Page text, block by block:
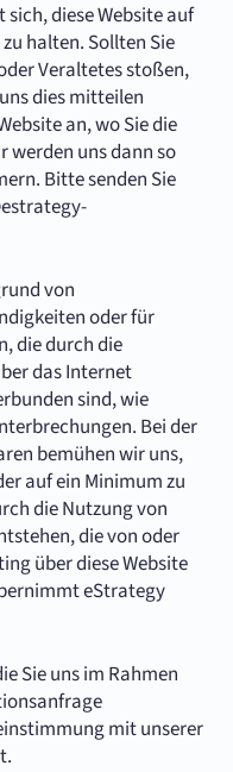
diese Website auf
halten. Sollten Sie
Veraltetes stoßen,
dies mitteilen
an, wo Sie die
werden uns dann so
Bitte senden Sie
estrategy-
von
oder für
die durch die
das Internet
sind, wie
Bei der
bemühen wir uns,
auf ein Minimum zu
die Nutzung von
die von oder
über diese Website
eStrategy
Sie uns im Rahmen
mit unserer